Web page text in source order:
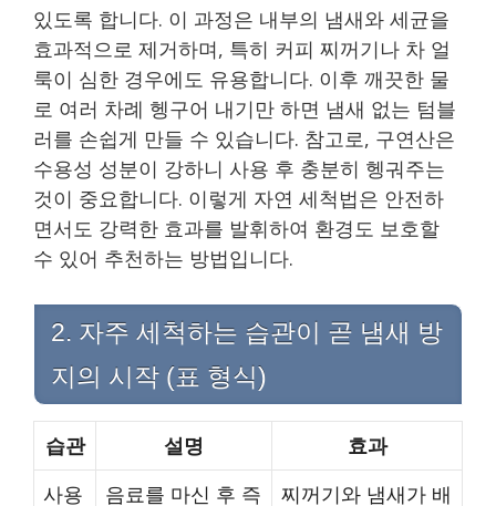
있도록 합니다. 이 과정은 내부의 냄새와 세균을
효과적으로 제거하며, 특히 커피 찌꺼기나 차 얼
룩이 심한 경우에도 유용합니다. 이후 깨끗한 물
로 여러 차례 헹구어 내기만 하면 냄새 없는 텀블
러를 손쉽게 만들 수 있습니다. 참고로, 구연산은
수용성 성분이 강하니 사용 후 충분히 헹궈주는
것이 중요합니다. 이렇게 자연 세척법은 안전하
면서도 강력한 효과를 발휘하여 환경도 보호할
수 있어 추천하는 방법입니다.
2. 자주 세척하는 습관이 곧 냄새 방
지의 시작 (표 형식)
습관 설명
효과
사용
음료를 마신 후 즉
찌꺼기와 냄새가 배